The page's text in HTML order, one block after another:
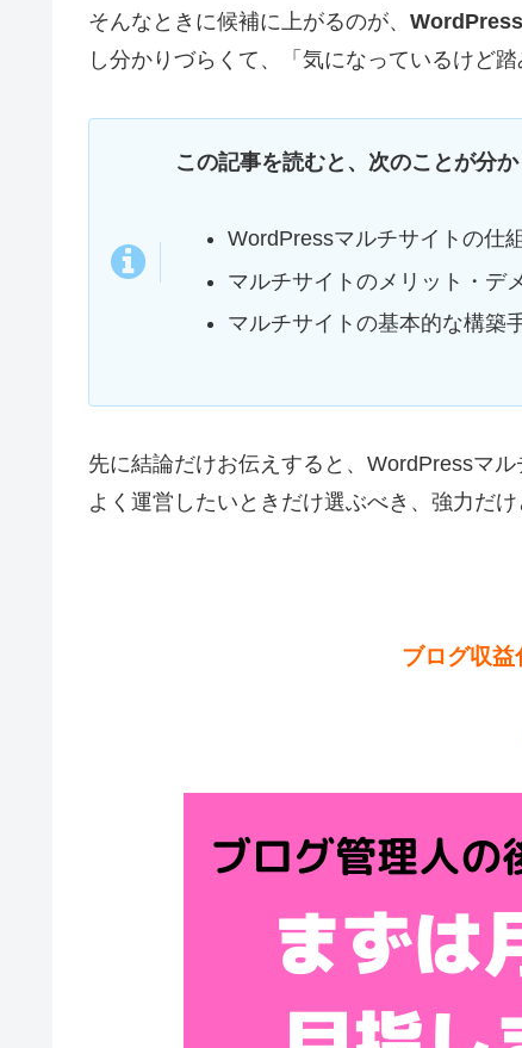
そんなときに候補に上がるのが、
し分かりづらくて、「気になっているけど
この記事を読むと、次のことが分か
WordPressマルチサイトの仕
マルチサイトのメリット・デ
マルチサイトの基本的な構築
先に結論だけお伝えすると、WordPressマ
よく運営したいときだけ選ぶべき、強力だ
ブログ収益